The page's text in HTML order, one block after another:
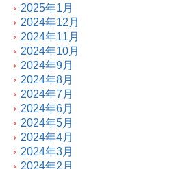
2025年1月
2024年12月
2024年11月
2024年10月
2024年9月
2024年8月
2024年7月
2024年6月
2024年5月
2024年4月
2024年3月
2024年2月